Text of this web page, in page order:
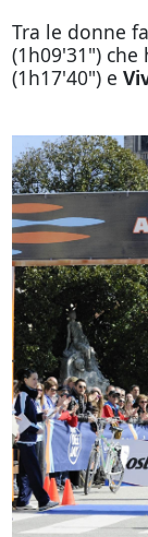
Tra le donne
(1h09'31")
(1h17'40") e